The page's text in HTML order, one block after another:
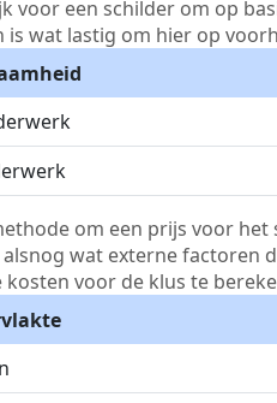
voor een schilder om op
is wat lastig om hier op
om een prijs voor
wat externe factoren
kosten voor de klus te